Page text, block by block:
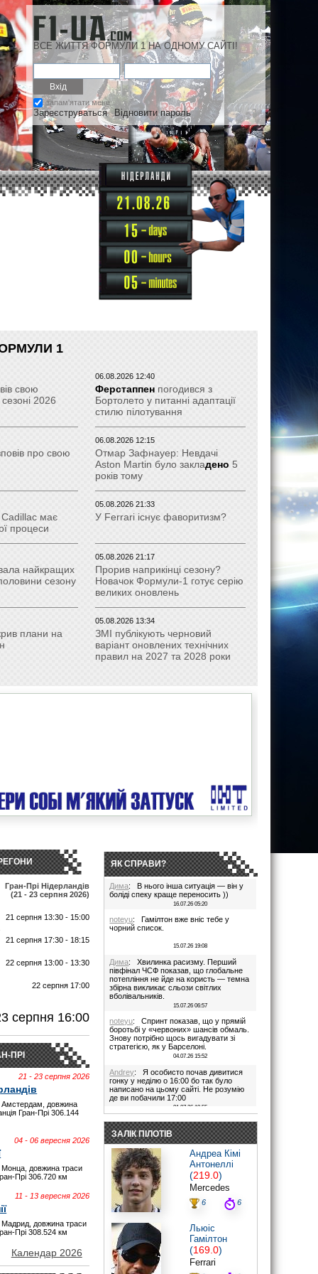
ВСЕ ЖИТТЯ ФОРМУЛИ 1 НА ОДНОМУ САЙТІ!
запам'ятати мене
Зареєструваться Відновити пароль
1
свою
2026
06.08.2026 12:40
Ферстаппен погодився з
Бортолето у питанні адаптації
стилю пілотування
про свою
06.08.2026 12:15
Отмар Зафнауер: Невдачі
Aston Martin було закладено 5
років тому
Cadillac має
процеси
05.08.2026 21:33
У Ferrari існує фаворитизм?
найкращих
сезону
05.08.2026 21:17
Прорив наприкінці сезону?
Новачок Формули-1 готує серію
великих оновлень
плани на
05.08.2026 13:34
ЗМІ публікують черновий
варіант оновлених технічних
правил на 2027 та 2028 роки
Гран-Прі Нідерландів
(21 - 23 серпня 2026)
21 серпня 13:30 - 15:00
21 серпня 17:30 - 18:15
22 серпня 13:00 - 13:30
22 серпня 17:00
серпня 16:00
ПРІ
21 - 23 серпня 2026
Амстердам, довжина
Гран-Прі 306.144
04 - 06 вересня 2026
Монца, довжина траси
Прі 306.720 км
11 - 13 вересня 2026
Мадрид, довжина траси
Прі 308.524 км
Календар 2026
ЯК СПРАВИ?
Дима: В нього інша ситуація — він у
боліді спеку краще переносить ))
16.07.26 05:20
noteyu: Гамілтон вже вніс тебе у
чорний список.
15.07.26 19:08
Дима: Хвилинка расизму. Перший
півфінал ЧСФ показав, що глобальне
потепління не йде на користь — темна
збірна викликає сльози світлих
вболівальників.
15.07.26 06:57
noteyu: Спринт показав, що у прямій
боротьбі у «червоних» шансів обмаль.
Знову потрібно щось вигадувати зі
стратегією, як у Барселоні.
04.07.26 15:52
Andrey: Я особисто почав дивитися
гонку у неділю о 16:00 бо так було
написано на цьому сайті. Не розумію
де ви побачили 17:00
01.07.26 19:55
Дима: Іди на..., я не заповнюю ці
поля. В 17:00 була квала, гонка була в
16:00. Якщо ти не здатен відкрити очі,
то хто тобі винен?
28.06.26 22:45
maxizh: Було написано початок в
17:00. Не трусі. Якщо руко-жоп, то
визнай і сиди тихесенько, вчись якісно
працювати.
28.06.26 22:22
Дима: То злийся нафіг звідси, початок
гонки в 16:00. Все правильно написано
було.
Червоних перехвалили. Що творили їх
стратеги в Австрії((
ЗАЛІК ПІЛОТІВ
Андреа Кімі
Антонеллі
(219.0)
Mercedes
6 6
Льюіс
Гамілтон
(169.0)
Ferrari